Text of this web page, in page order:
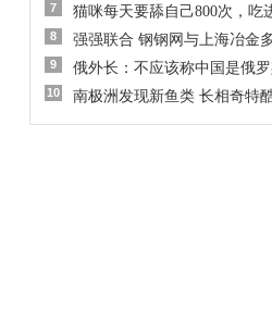
7 猫咪每天要舔自己800次，吃
8 强强联合 钢钢网与上海冶金
9 俄外长：不应该称中国是俄
10 南极洲发现新鱼类 长相奇特